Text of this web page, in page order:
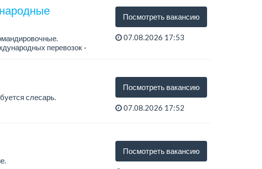
перевозок -
Посмотреть вакансию
07.08.2026 17:53
слесарь.
Посмотреть вакансию
07.08.2026 17:52
Посмотреть вакансию